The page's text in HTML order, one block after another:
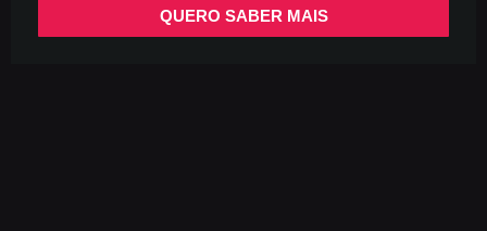
QUERO SABER MAIS